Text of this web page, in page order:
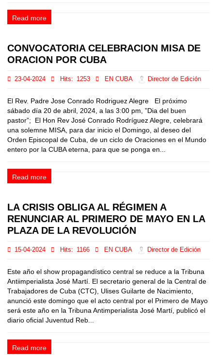
Read more
CONVOCATORIA CELEBRACION MISA DE
ORACION POR CUBA
23-04-2024 Hits: 1253 EN CUBA Director de Edición
El Rev. Padre Jose Conrado Rodriguez Alegre El próximo
sábado día 20 de abril, 2024, a las 3:00 pm, ”Dia del buen
pastor”; El Hon Rev José Conrado Rodríguez Alegre, celebrará
una solemne MISA, para dar inicio el Domingo, al deseo del
Orden Episcopal de Cuba, de un ciclo de Oraciones en el Mundo
entero por la CUBA eterna, para que se ponga en...
Read more
LA CRISIS OBLIGA AL RÉGIMEN A
RENUNCIAR AL PRIMERO DE MAYO EN LA
PLAZA DE LA REVOLUCIÓN
15-04-2024 Hits: 1166 EN CUBA Director de Edición
Este año el show propagandístico central se reduce a la Tribuna
Antiimperialista José Martí. El secretario general de la Central de
Trabajadores de Cuba (CTC), Ulises Guilarte de Nacimiento,
anunció este domingo que el acto central por el Primero de Mayo
será este año en la Tribuna Antimperialista José Martí, publicó el
diario oficial Juventud Reb...
Read more